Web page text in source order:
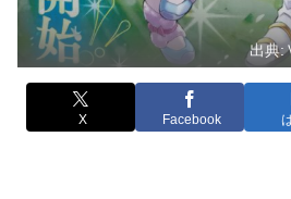
出典:
X Facebook